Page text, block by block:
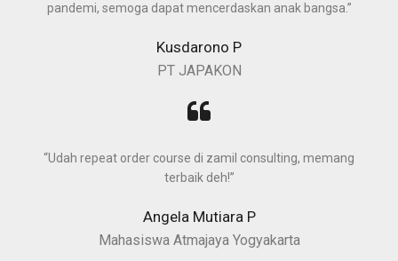
pandemi, semoga dapat mencerdaskan anak bangsa.”
Kusdarono P
PT JAPAKON
“Udah repeat order course di zamil consulting, memang
terbaik deh!”
Angela Mutiara P
Mahasiswa Atmajaya Yogyakarta